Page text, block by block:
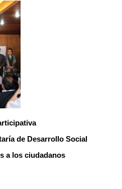
de Desarrollo Social
a los ciudadanos